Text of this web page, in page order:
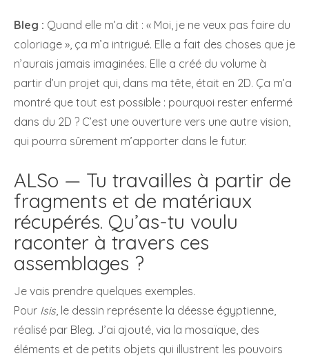
Bleg : Quand elle m’a dit : « Moi, je ne veux pas faire du
coloriage », ça m’a intrigué. Elle a fait des choses que je
n’aurais jamais imaginées. Elle a créé du volume à
partir d’un projet qui, dans ma tête, était en 2D. Ça m’a
montré que tout est possible : pourquoi rester enfermé
dans du 2D ? C’est une ouverture vers une autre vision,
qui pourra sûrement m’apporter dans le futur.
ALSo — Tu travailles à partir de
fragments et de matériaux
récupérés. Qu’as-tu voulu
raconter à travers ces
assemblages ?
Je vais prendre quelques exemples.
Pour Isis , le dessin représente la déesse égyptienne,
réalisé par Bleg. J’ai ajouté, via la mosaïque, des
éléments et de petits objets qui illustrent les pouvoirs